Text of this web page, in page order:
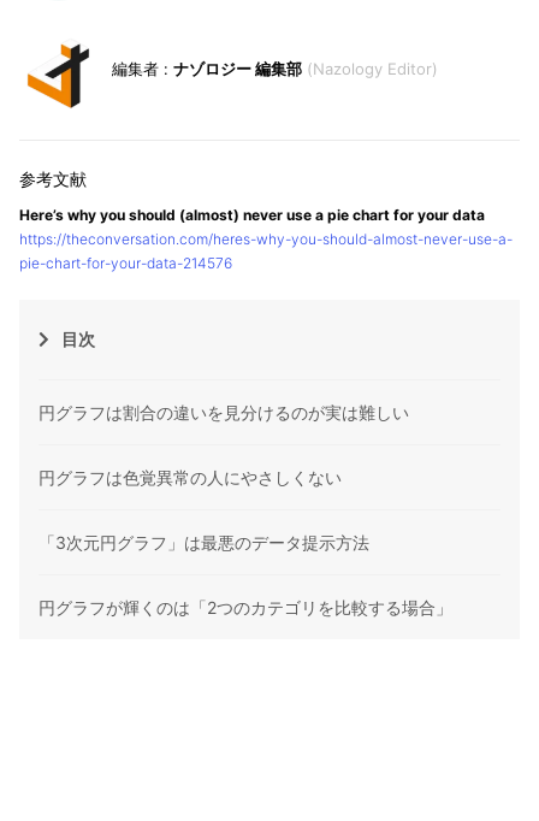
ナゾロジー 編集部 Nazology Editor
Here’s why you should (almost) never use a pie chart for your data
https://theconversation.com/heres-why-you-should-almost-never-use-a-
pie-chart-for-your-data-214576
目次
円グラフは割合の違いを見分けるのが実は難しい
円グラフは色覚異常の人にやさしくない
「3次元円グラフ」は最悪のデータ提示方法
円グラフが輝くのは「2つのカテゴリを比較する場合」